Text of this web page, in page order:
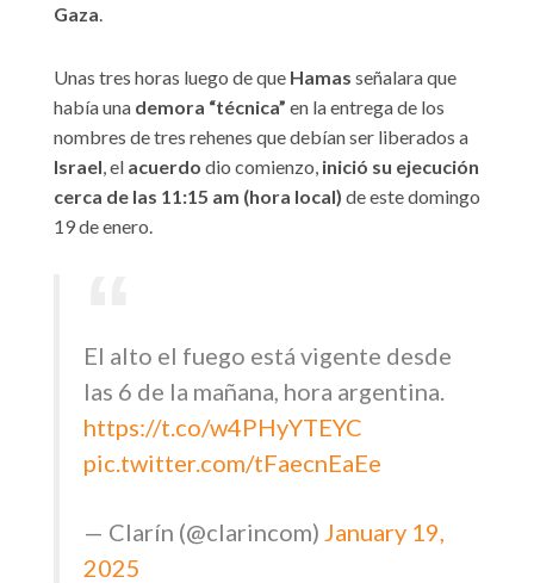
Gaza
Unas tres horas luego de que Hamas señalara que
había una demora “técnica” en la entrega de los
nombres de tres rehenes que debían ser liberados a
Israel , el acuerdo dio comienzo, inició su ejecución
cerca de las 11:15 am (hora local) de este domingo
19 de enero.
El alto el fuego está vigente desde
las 6 de la mañana, hora argentina.
https://t.co/w4PHyYTEYC
pic.twitter.com/tFaecnEaEe
— Clarín (@clarincom) January 19,
2025